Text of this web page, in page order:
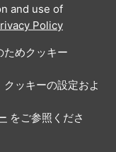
and use of
Policy
ためクッキー
ッキーの設定およ
をご参照くださ